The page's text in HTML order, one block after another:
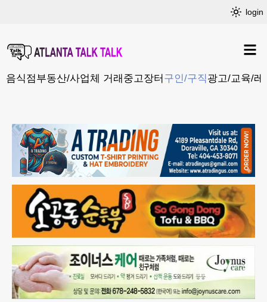
login
음식점부동산/사업체 거래 중고장터 구인/구직광고/교육/레